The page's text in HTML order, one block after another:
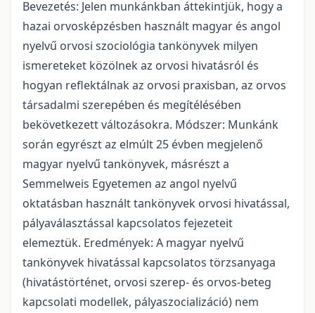
Bevezetés: Jelen munkánkban áttekintjük, hogy a
hazai orvosképzésben használt magyar és angol
nyelvű orvosi szociológia tankönyvek milyen
ismereteket közölnek az orvosi hivatásról és
hogyan reflektálnak az orvosi praxisban, az orvos
társadalmi szerepében és megítélésében
bekövetkezett változásokra. Módszer: Munkánk
során egyrészt az elmúlt 25 évben megjelenő
magyar nyelvű tankönyvek, másrészt a
Semmelweis Egyetemen az angol nyelvű
oktatásban használt tankönyvek orvosi hivatással,
pályaválasztással kapcsolatos fejezeteit
elemeztük. Eredmények: A magyar nyelvű
tankönyvek hivatással kapcsolatos törzsanyaga
(hivatástörténet, orvosi szerep- és orvos-beteg
kapcsolati modellek, pályaszocializáció) nem